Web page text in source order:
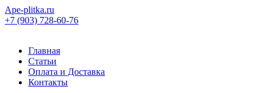
Ape-plitka.ru
+7 (903) 728-60-76
Главная
Статьи
Оплата и Доставка
Контакты